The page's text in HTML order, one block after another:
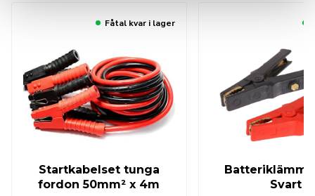
Fåtal kvar i lager
Startkabelset tunga
fordon 50mm² x 4m
Svart